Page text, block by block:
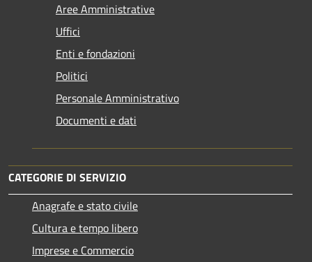
Aree Amministrative
Uffici
Enti e fondazioni
Politici
Personale Amministrativo
Documenti e dati
CATEGORIE DI SERVIZIO
Anagrafe e stato civile
Cultura e tempo libero
Imprese e Commercio